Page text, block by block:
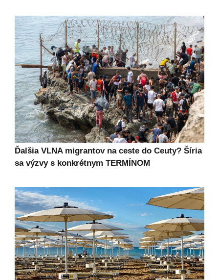
Ďalšia VLNA migrantov na ceste do Ceuty? Šíria
sa výzvy s konkrétnym TERMÍNOM